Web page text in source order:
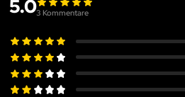
5.03 Kommentare